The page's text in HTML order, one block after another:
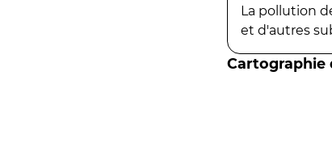
La pollution
et d'autres
Cartographie